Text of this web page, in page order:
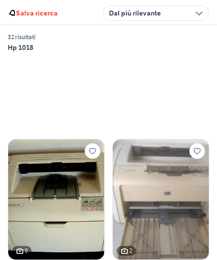
Salva ricerca Dal più rilevante
32 risultati
Hp 1018
6 2